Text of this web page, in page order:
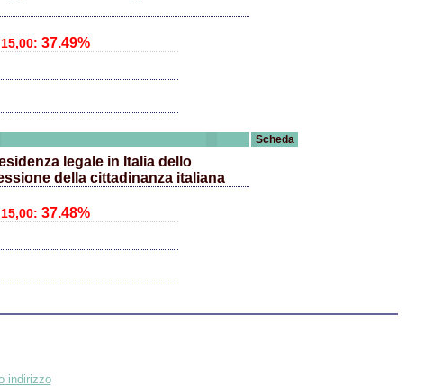
37.49%
Scheda
legale in Italia dello
della cittadinanza italiana
37.48%
indirizzo